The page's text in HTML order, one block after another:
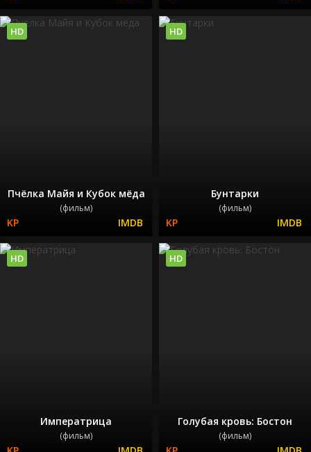
Пчёлка Майя и Кубок мёда
(фильм)
HD
Бунтарки
(фильм)
HD
Императрица
(фильм)
HD
Голубая кровь: Бостон
(фильм)
HD